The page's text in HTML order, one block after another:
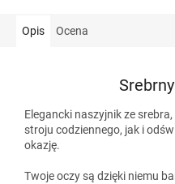
Opis Ocena
Elegancki naszyjnik ze
stroju codziennego, jak i
okazję.
Twoje oczy są dzięki niemu